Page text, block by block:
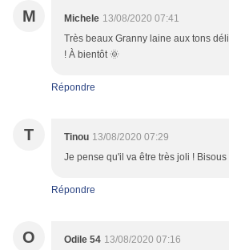
M Michele 13/08/2020 07:41
Très beaux Granny laine aux tons
! À bientôt 🌞
Répondre
T Tinou 13/08/2020 07:29
Je pense qu'il va être très joli ! Bisous
Répondre
O Odile 54 13/08/2020 07:16